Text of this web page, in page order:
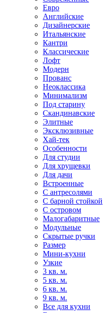
Евро
Английские
Дизайнерские
Итальянские
Кантри
Классические
Лофт
Модерн
Прованс
Неоклассика
Минимализм
Под старину
Скандинавские
Элитные
Эксклюзивные
Хай-тек
Особенности
Для студии
Для хрущевки
Для дачи
Встроенные
С антресолями
С барной стойкой
С островом
Малогабаритные
Модульные
Скрытые ручки
Размер
Мини-кухни
Узкие
3 кв. м.
5 кв. м.
6 кв. м.
9 кв. м.
Все для кухни